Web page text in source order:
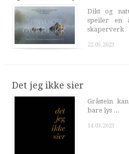
Dikt og
speiler en
skaperverk
22.05.2023
Det jeg ikke sier
Gråstein
bare lys ...
14.03.2023